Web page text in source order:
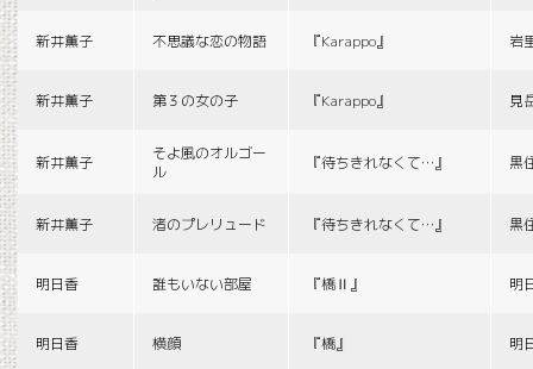
新井薫子 不思議な恋の物語 『Karappo』 岩
新井薫子 第３の女の子 『Karappo』 見
新井薫子
そよ風のオルゴー
ル
『待ちきれなくて…』 黒
新井薫子 渚のプレリュード 『待ちきれなくて…』 黒
明日香 誰もいない部屋 『橋Ⅱ』 明
明日香 横顔 『橋』 明